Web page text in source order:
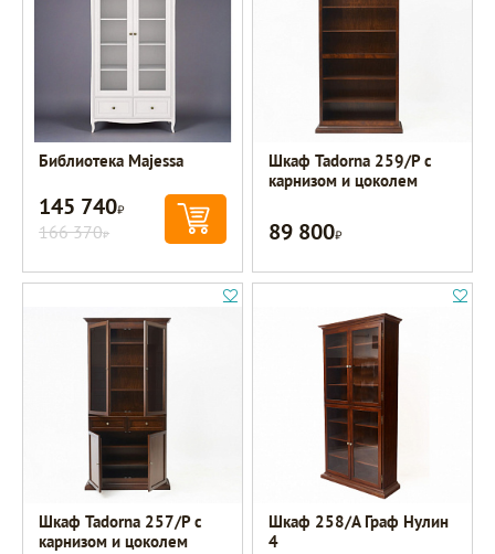
Библиотека Majessa
145 740Р
166 370Р
Шкаф Tadorna 259/Р с
карнизом и цоколем
89 800Р
Шкаф Tadorna 257/Р с
карнизом и цоколем
Шкаф 258/А Граф Нулин
4